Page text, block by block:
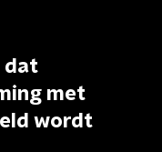
dat
met
wordt